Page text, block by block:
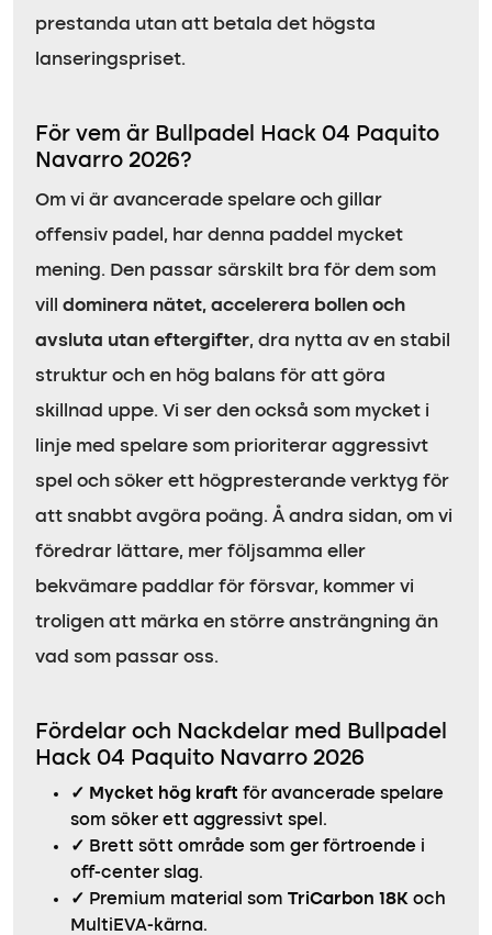
prestanda utan att betala det högsta
lanseringspriset.
För vem är Bullpadel Hack 04 Paquito
Navarro 2026?
Om vi är avancerade spelare och gillar
offensiv padel, har denna paddel mycket
mening. Den passar särskilt bra för dem som
vill dominera nätet, accelerera bollen och
avsluta utan eftergifter, dra nytta av en stabil
struktur och en hög balans för att göra
skillnad uppe. Vi ser den också som mycket i
linje med spelare som prioriterar aggressivt
spel och söker ett högpresterande verktyg för
att snabbt avgöra poäng. Å andra sidan, om vi
föredrar lättare, mer följsamma eller
bekvämare paddlar för försvar, kommer vi
troligen att märka en större ansträngning än
vad som passar oss.
Fördelar och Nackdelar med Bullpadel
Hack 04 Paquito Navarro 2026
✓ Mycket hög kraft för avancerade spelare
som söker ett aggressivt spel.
✓ Brett sött område som ger förtroende i
off-center slag.
✓ Premium material som TriCarbon 18K och
MultiEVA-kärna.